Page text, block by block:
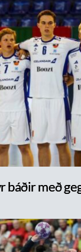
báðir með